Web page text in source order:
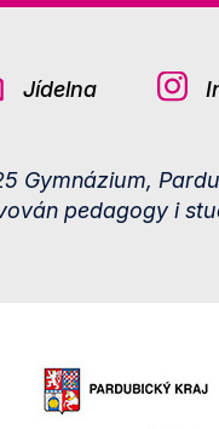
Jídelna
Gymnázium,
pedagogy i